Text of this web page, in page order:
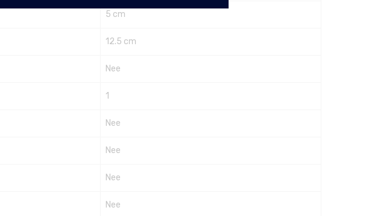
5 cm
12.5 cm
Nee
1
Nee
Nee
Nee
Nee